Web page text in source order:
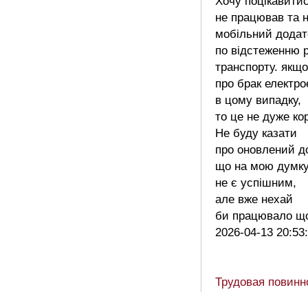
не працював та
мобільний
по відстеженню
транспорту.
про брак
в цому випадку,
то це не дуже
Не буду казати
про оновлений
що на мою
не є успішним,
але вже нехай
би працювало
2026-04-13
Трудовая